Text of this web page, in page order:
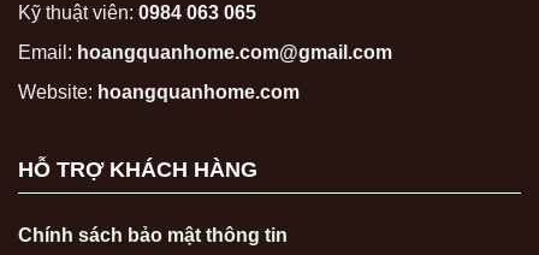
Kỹ thuật viên: 0984 063 065
Email: hoangquanhome.com@gmail.com
Website: hoangquanhome.com
HỖ TRỢ KHÁCH HÀNG
Chính sách bảo mật thông tin